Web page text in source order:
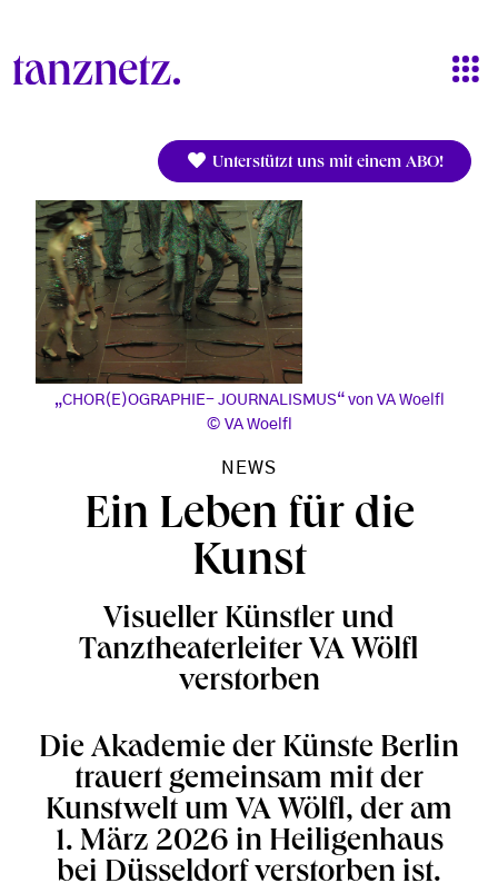
Unterstützt uns mit einem ABO!
„CHOR(E)OGRAPHIE- JOURNALISMUS“ von VA Woelfl
VA Woelfl
NEWS
Ein Leben für die
Kunst
Visueller Künstler und
Tanztheaterleiter VA Wölfl
verstorben
Die Akademie der Künste Berlin
trauert gemeinsam mit der
Kunstwelt um VA Wölfl, der am
1. März 2026 in Heiligenhaus
bei Düsseldorf verstorben ist.